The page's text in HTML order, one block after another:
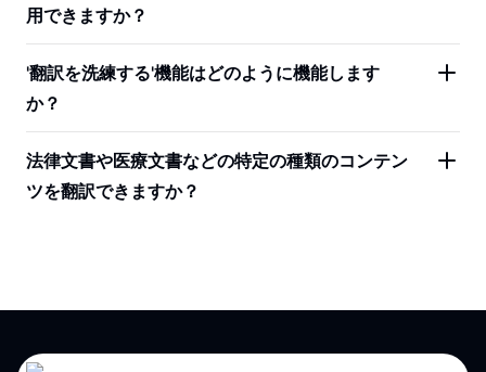
用できますか？
'翻訳を洗練する'機能はどのように機能します
か？
法律文書や医療文書などの特定の種類のコンテン
ツを翻訳できますか？